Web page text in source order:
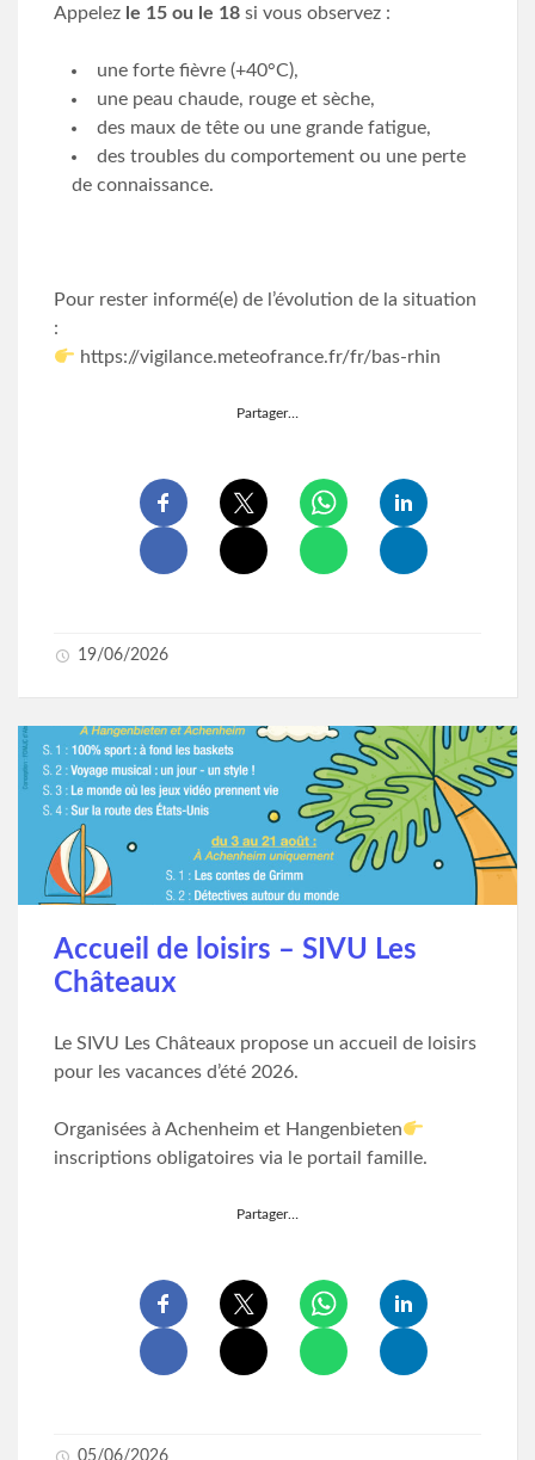
Appelez le 15 ou le 18 si vous observez :
une forte fièvre (+40°C),
une peau chaude, rouge et sèche,
des maux de tête ou une grande fatigue,
des troubles du comportement ou une perte
de connaissance.
Pour rester informé(e) de l’évolution de la situation
:
https://vigilance.meteofrance.fr/fr/bas-rhin
Partager…
19/06/2026
Accueil de loisirs – SIVU Les
Châteaux
Le SIVU Les Châteaux propose un accueil de loisirs
pour les vacances d’été 2026.
Organisées à Achenheim et Hangenbieten
inscriptions obligatoires via le portail famille.
Partager…
05/06/2026